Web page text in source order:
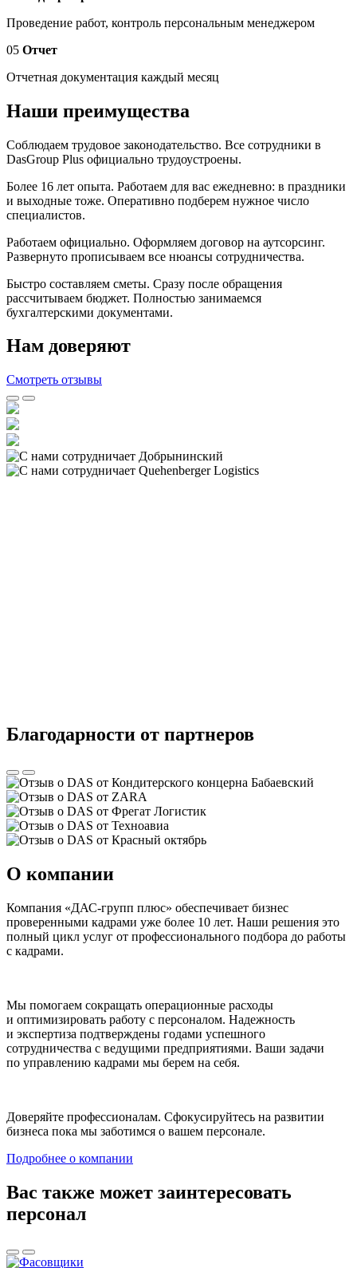
Проведение работ, контроль персональным менеджером
05 Отчет
Отчетная документация каждый месяц
Наши преимущества
Соблюдаем трудовое законодательство. Все сотрудники в
DasGroup Plus официально трудоустроены.
Более 16 лет опыта. Работаем для вас ежедневно: в праздники
и выходные тоже. Оперативно подберем нужное число
специалистов.
Работаем официально. Оформляем договор на аутсорсинг.
Развернуто прописываем все нюансы сотрудничества.
Быстро составляем сметы. Сразу после обращения
рассчитываем бюджет. Полностью занимаемся
бухгалтерскими документами.
Нам доверяют
Смотреть отзывы
Благодарности от партнеров
О компании
Компания «ДАС-групп плюс» обеспечивает бизнес
проверенными кадрами уже более 10 лет. Наши решения это
полный цикл услуг от профессионального подбора до работы
с кадрами.
Мы помогаем сокращать операционные расходы
и оптимизировать работу с персоналом. Надежность
и экспертиза подтверждены годами успешного
сотрудничества с ведущими предприятиями. Ваши задачи
по управлению кадрами мы берем на себя.
Доверяйте профессионалам. Сфокусируйтесь на развитии
бизнеса пока мы заботимся о вашем персонале.
Подробнее о компании
Вас также может заинтересовать
персонал